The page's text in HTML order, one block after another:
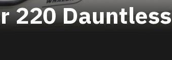
220 Dauntless